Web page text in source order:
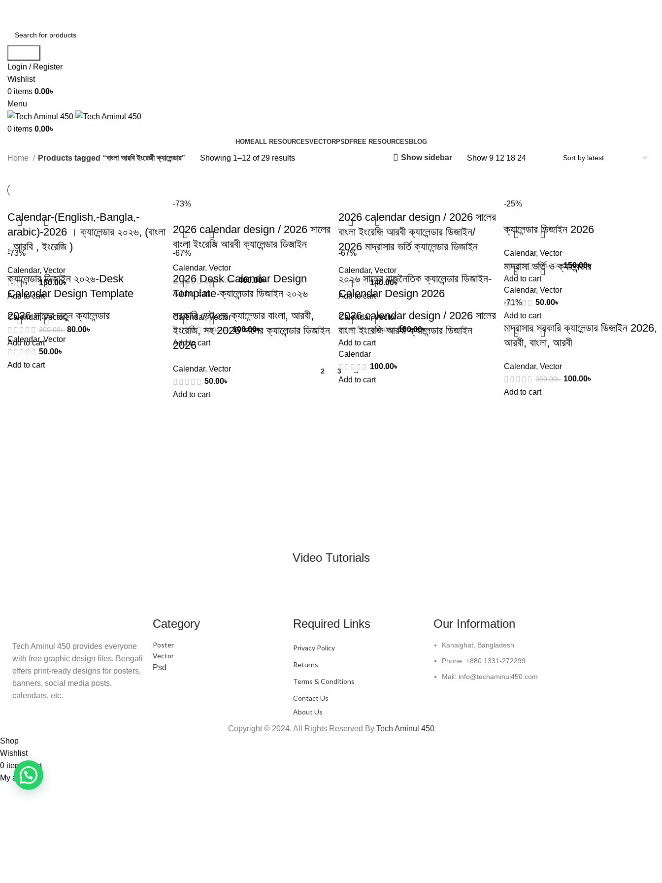
Login / Register
Wishlist
0 items 0.00৳
Menu
0 items 0.00৳
HOMEALL RESOURCESVECTORPSDFREE RESOURCES BLOG
Home Products tagged “বাংলা আরবি ইংরেজী ক্যালেন্ডার” Showing 1–12 of 29 results Show sidebar Show 9 12 18 24
Calendar-(English,-Bangla,-
arabic)-2026 । ক্যালেন্ডার ২০২৬, (বাংলা
, আরবি , ইংরেজি )
Calendar, Vector
150.00৳
Add to cart
-73%
2026 calendar design / 2026 সালের
বাংলা ইংরেজি আরবী ক্যালেন্ডার ডিজাইন
Calendar, Vector
1,500.00৳ 400.00৳
Add to cart
2026 calendar design / 2026 সালের
বাংলা ইংরেজি আরবী ক্যালেন্ডার ডিজাইন/
2026 মাদ্রাসার ভর্তি ক্যালেন্ডার ডিজাইন
Calendar, Vector
140.00৳
Add to cart
-25%
ক্যালেন্ডার ডিজাইন 2026
Calendar, Vector
200.00৳ 150.00৳
Add to cart
-73%
ক্যালেন্ডার ডিজাইন ২০২৬-Desk
Calendar Design Template
Calendar,Vector
300.00৳ 80.00৳
Add to cart
-67%
2026 Desk Calendar Design
Template-ক্যালেন্ডার ডিজাইন ২০২৬
Calendar,Vector
300.00৳ 100.00৳
Add to cart
-67%
২০২৬ সালের রাজনৈতিক ক্যালেন্ডার ডিজাইন-
Calendar Design 2026
Calendar,Vector
300.00৳ 100.00৳
Add to cart
মাদ্রাসা ভর্তি ও ক্যালেন্ডার
Calendar, Vector
50.00৳
Add to cart
2026 সালের নতুন ক্যালেন্ডার
Calendar,Vector
50.00৳
Add to cart
সরকারি ডেটওয়ে ক্যালেন্ডার বাংলা, আরবী,
ইংরেজি, সহ 2026 সালের ক্যালেন্ডার ডিজাইন
2026
Calendar, Vector
50.00৳
Add to cart
2026 calendar design / 2026 সালের
বাংলা ইংরেজি আরবী ক্যালেন্ডার ডিজাইন
Calendar
100.00৳
Add to cart
-71%
মাদ্রাসার সরকারি ক্যালেন্ডার ডিজাইন 2026,
আরবী, বাংলা, আরবী
Calendar, Vector
350.00৳ 100.00৳
Add to cart
2 3 →
Video Tutorials
Tech Aminul 450 provides everyone
with free graphic design files. Bengali
offers print-ready designs for posters,
banners, social media posts,
calendars, etc.
Category
Poster
Vector
Psd
Required Links
Privacy Policy
Returns
Terms & Conditions
Contact Us
About Us
Our Information
Kanaighat, Bangladesh
Phone: +880 1331-272299
Mail: info@techaminul450.com
Copyright © 2024. All Rights Reserved By Tech Aminul 450
Shop
Wishlist
0 items Cart
My account